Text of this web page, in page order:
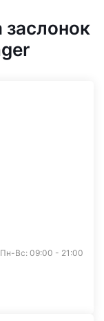
заслонок
Пн-Вс: 09:00 - 21:00